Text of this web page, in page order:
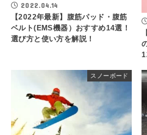
2022.04.14
【2022年最新】腹筋パッド・腹筋
ベルト(EMS機器）おすすめ14選！
選び方と使い方を解説！
スノーボード